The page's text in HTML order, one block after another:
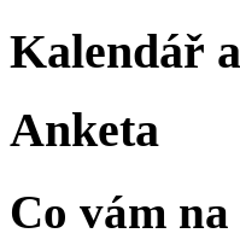
Kalendář
Anketa
Co vám